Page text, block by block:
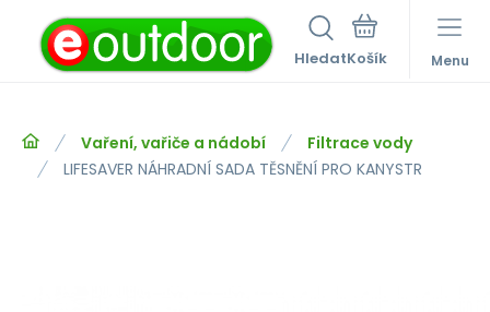
Hledat Menu
Vaření, vařiče a nádobí
Filtrace vody
LIFESAVER NÁHRADNÍ SADA TĚSNĚNÍ PRO KANYSTR